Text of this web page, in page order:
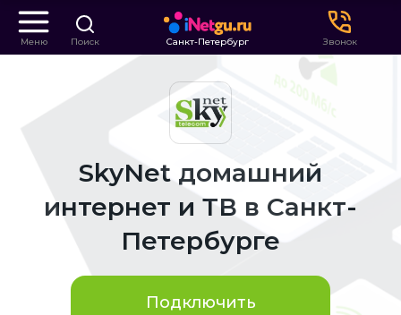
Меню Поиск Санкт-Петербург Звонок
SkyNet домашний
интернет и ТВ в Санкт-
Петербурге
Подключить